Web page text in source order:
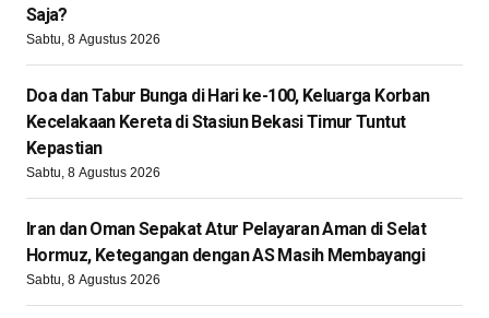
Saja?
Sabtu, 8 Agustus 2026
Doa dan Tabur Bunga di Hari ke-100, Keluarga Korban
Kecelakaan Kereta di Stasiun Bekasi Timur Tuntut
Kepastian
Sabtu, 8 Agustus 2026
Iran dan Oman Sepakat Atur Pelayaran Aman di Selat
Hormuz, Ketegangan dengan AS Masih Membayangi
Sabtu, 8 Agustus 2026